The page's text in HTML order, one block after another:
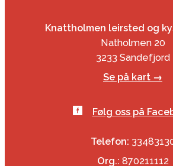
Knattholmen leirsted og
Natholmen 20
3233 Sandefjord
Se på kart →
Følg oss på
Telefon:
Org.: 870211112